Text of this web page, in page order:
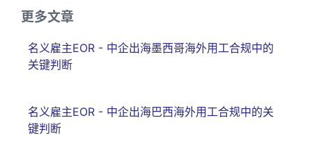
更多文章
名义雇主EOR - 中企出海墨西哥海外用工合规中的
关键判断
名义雇主EOR - 中企出海巴西海外用工合规中的关
键判断